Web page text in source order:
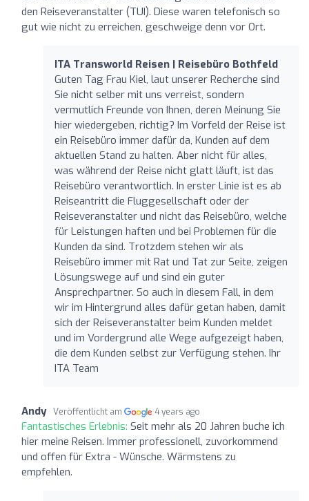
den Reiseveranstalter (TUI). Diese waren telefonisch so
gut wie nicht zu erreichen, geschweige denn vor Ort.
ITA Transworld Reisen | Reisebüro Bothfeld
Guten Tag Frau Kiel, laut unserer Recherche sind
Sie nicht selber mit uns verreist, sondern
vermutlich Freunde von Ihnen, deren Meinung Sie
hier wiedergeben, richtig? Im Vorfeld der Reise ist
ein Reisebüro immer dafür da, Kunden auf dem
aktuellen Stand zu halten. Aber nicht für alles,
was während der Reise nicht glatt läuft, ist das
Reisebüro verantwortlich. In erster Linie ist es ab
Reiseantritt die Fluggesellschaft oder der
Reiseveranstalter und nicht das Reisebüro, welche
für Leistungen haften und bei Problemen für die
Kunden da sind. Trotzdem stehen wir als
Reisebüro immer mit Rat und Tat zur Seite, zeigen
Lösungswege auf und sind ein guter
Ansprechpartner. So auch in diesem Fall, in dem
wir im Hintergrund alles dafür getan haben, damit
sich der Reiseveranstalter beim Kunden meldet
und im Vordergrund alle Wege aufgezeigt haben,
die dem Kunden selbst zur Verfügung stehen. Ihr
ITA Team
Andy Veröffentlicht am 4 years ago
Fantastisches Erlebnis: Seit mehr als 20 Jahren buche ich
hier meine Reisen. Immer professionell, zuvorkommend
und offen für Extra - Wünsche. Wärmstens zu
empfehlen.